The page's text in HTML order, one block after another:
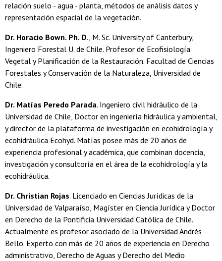
relación suelo - agua - planta, métodos de análisis datos y
representación espacial de la vegetación.
Dr. Horacio Bown. Ph. D., M. Sc. University of Canterbury,
Ingeniero Forestal U. de Chile. Profesor de Ecofisiología
Vegetal y Planificación de la Restauración. Facultad de Ciencias
Forestales y Conservación de la Naturaleza, Universidad de
Chile.
Dr. Matías Peredo Parada. Ingeniero civil hidráulico de la
Universidad de Chile, Doctor en ingeniería hidráulica y ambiental,
y director de la plataforma de investigación en ecohidrología y
ecohidráulica Ecohyd. Matías posee más de 20 años de
experiencia profesional y académica, que combinan docencia,
investigación y consultoría en el área de la ecohidrología y la
ecohidráulica.
Dr. Christian Rojas. Licenciado en Ciencias Jurídicas de la
Universidad de Valparaíso, Magíster en Ciencia Jurídica y Doctor
en Derecho de la Pontificia Universidad Católica de Chile.
Actualmente es profesor asociado de la Universidad Andrés
Bello. Experto con más de 20 años de experiencia en Derecho
administrativo, Derecho de Aguas y Derecho del Medio